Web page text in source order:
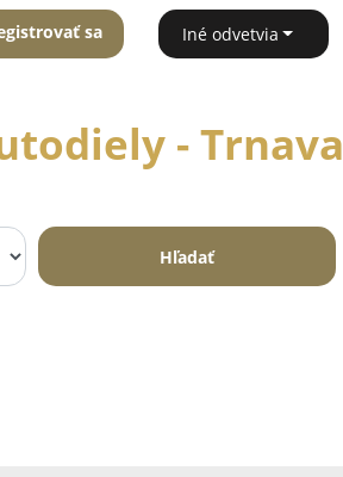
sa Iné odvetvia
- Trnava
Hľadať